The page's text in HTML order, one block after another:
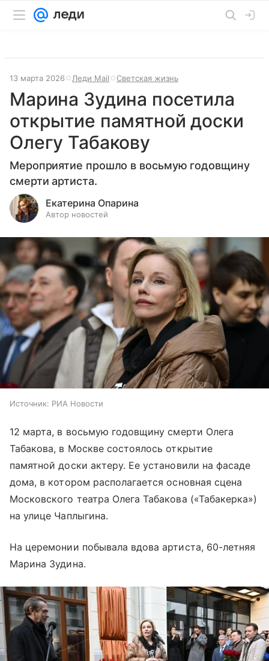
13 марта 2026 Леди Mail Светская жизнь
Марина Зудина посетила
открытие памятной доски
Олегу Табакову
Мероприятие прошло в восьмую годовщину
смерти артиста.
Екатерина Опарина
Автор новостей
Источник: РИА Новости
12 марта, в восьмую годовщину смерти Олега
Табакова, в Москве состоялось открытие
памятной доски актеру. Ее установили на фасаде
дома, в котором располагается основная сцена
Московского театра Олега Табакова («Табакерка»)
на улице Чаплыгина.
На церемонии побывала вдова артиста, 60-летняя
Марина Зудина.